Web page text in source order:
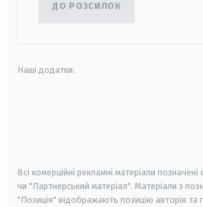
ДО РОЗСИЛОК
Наші додатки:
Всі комерційні рекламні матеріали
чи "Партнерський матеріал". Матеріали з
"Позиція" відображають позицію авторів та